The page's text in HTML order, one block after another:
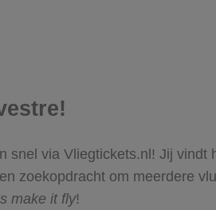
via Vliegtickets.nl! Jij vindt
zoekopdracht om meerdere
make it fly!